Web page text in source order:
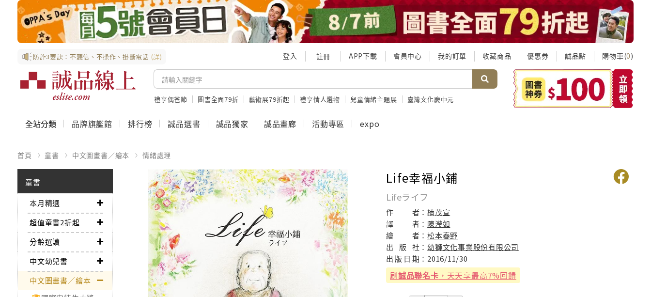
防詐3要訣：不聽信、不操作、掛斷電話 (詳) 登入 註冊 APP下載 會員中心 我的訂單 收藏商品 優惠券 誠品點 購物車(0)
禮享偶爸節 圖書全面79折 藝術展79折起 禮享情人選物 兒童情緒主題展 臺灣文化慶中元
全站分類 品牌旗艦館 排行榜 誠品選書 誠品獨家 誠品畫廊 活動專區 expo
首頁 童書 中文圖畫書／繪本 情緒處理
童書
本月精選
超值童書2折起
分齡選讀
中文幼兒書
中文圖畫書／繪本
Life幸福小鋪
Lifeライフ
作 者：楠茂宣
譯
者： 陳瀅如
繪
者：松本春野
出
版 社： 幼獅文化事業股份有限公司
出 版 日 期： 2016/11/30
刷誠品聯名卡 ，天天享最高7%回饋